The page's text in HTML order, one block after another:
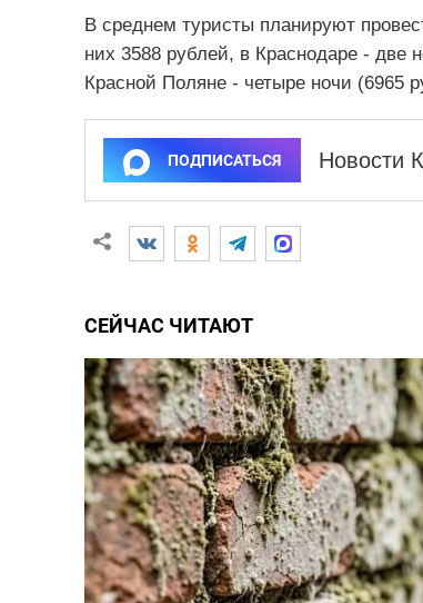
В среднем туристы планируют
них 3588 рублей, в Краснодаре - две
Красной Поляне - четыре ночи (6965
ПОДПИСАТЬСЯ Новости
СЕЙЧАС ЧИТАЮТ